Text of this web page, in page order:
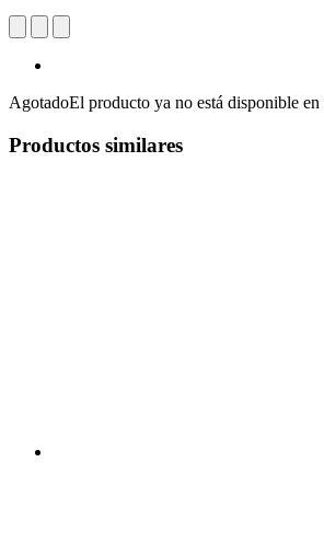
AgotadoEl producto ya no está disponible en
Productos similares